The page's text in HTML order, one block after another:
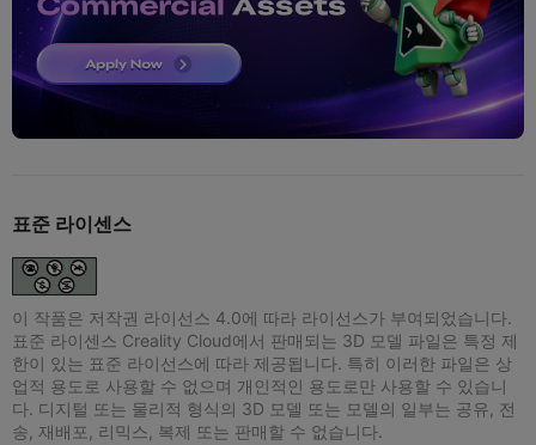
표준 라이센스
이 작품은 저작권 라이선스 4.0에 따라 라이선스가 부여되었습니다.
표준 라이센스 Creality Cloud에서 판매되는 3D 모델 파일은 특정 제
한이 있는 표준 라이선스에 따라 제공됩니다. 특히 이러한 파일은 상
업적 용도로 사용할 수 없으며 개인적인 용도로만 사용할 수 있습니
다. 디지털 또는 물리적 형식의 3D 모델 또는 모델의 일부는 공유, 전
송, 재배포, 리믹스, 복제 또는 판매할 수 없습니다.